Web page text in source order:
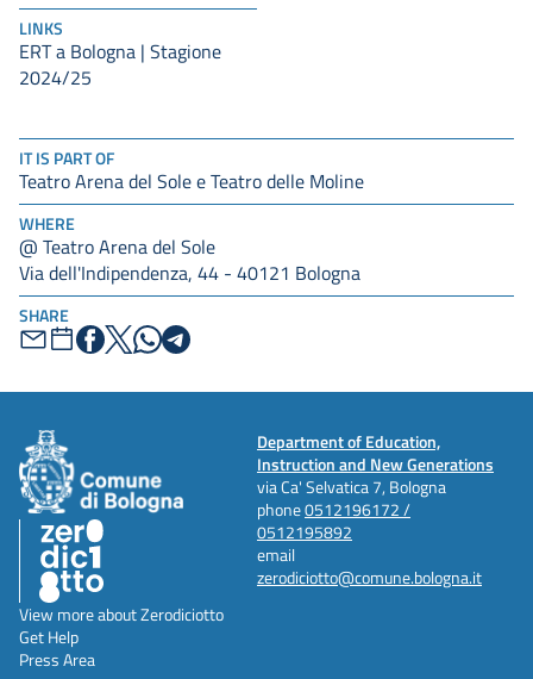
IT IS PART OF
Teatro Arena del Sole e Teatro delle Moline
WHERE
@ Teatro Arena del Sole
Via dell'Indipendenza, 44 - 40121 Bologna
SHARE
LINKS
ERT a Bologna | Stagione
2024/25
Department of Education,
Instruction and New Generations
via Ca' Selvatica 7, Bologna
phone0512196172 /
0512195892
email
zerodiciotto@comune.bologna.it
View more about Zerodiciotto
Get Help
Press Area